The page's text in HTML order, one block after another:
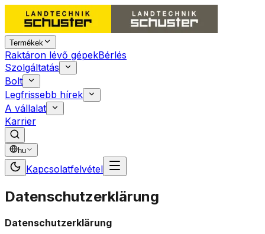
Termékek
Raktáron lévő gépekBérlés
Szolgáltatás
Bolt
Legfrissebb hírek
A vállalat
Karrier
hu
Kapcsolatfelvétel
Datenschutzerklärung
Datenschutzerklärung